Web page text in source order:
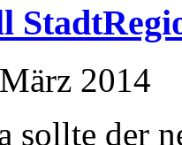
2014
sollte der